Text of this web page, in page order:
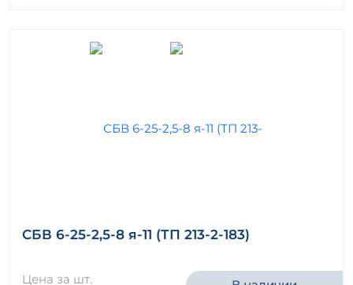
СБВ 6-25-2,5-8 я-11 (ТП 213-2-183)
Цена за шт.